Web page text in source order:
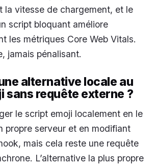
la vitesse de chargement, et le
script bloquant améliore
les métriques Core Web Vitals.
jamais pénalisant.
alternative locale au
sans requête externe ?
le script emoji localement en le
propre serveur et en modifiant
mais cela reste une requête
L’alternative la plus propre